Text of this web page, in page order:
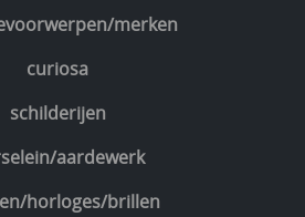
merken
curiosa
schilderijen
aardewerk
horloges/brillen